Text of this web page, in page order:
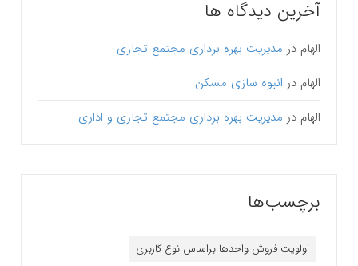
آخرین دیدگاه ها
الهام در مدیریت بهره برداری مجتمع تجاری
الهام در انبوه سازی مسکن
الهام در مدیریت بهره برداری مجتمع تجاری و اداری
برچسب‌ها
اولویت فروش واحدها براساس نوع کاربری